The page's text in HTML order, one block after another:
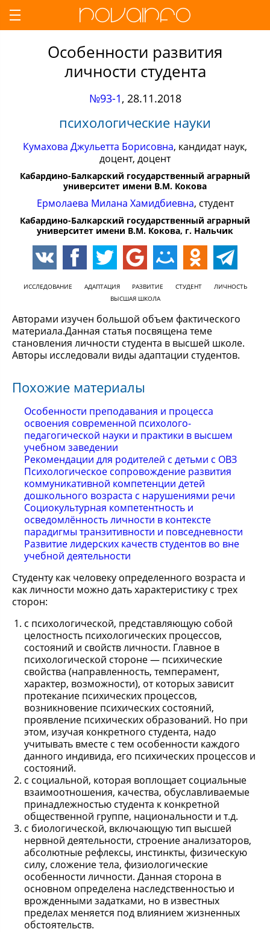
Особенности развития
личности студента
№93-1, 28.11.2018
психологические науки
Кумахова Джульетта Борисовна, кандидат наук,
доцент, доцент
Кабардино-Балкарский государственный аграрный
университет имени В.М. Кокова
Ермолаева Милана Хамидбиевна, студент
Кабардино-Балкарский государственный аграрный
университет имени В.М. Кокова, г. Нальчик
ИССЛЕДОВАНИЕ АДАПТАЦИЯ РАЗВИТИЕ СТУДЕНТ
ЛИЧНОСТЬ
ВЫСШАЯ ШКОЛА
Авторами изучен большой объем фактического
материала.Данная статья посвящена теме
становления личности студента в высшей школе.
Авторы исследовали виды адаптации студентов.
Похожие материалы
Особенности преподавания и процесса
освоения современной психолого-
педагогической науки и практики в высшем
учебном заведении
Рекомендации для родителей с детьми с ОВЗ
Психологическое сопровождение развития
коммуникативной компетенции детей
дошкольного возраста с нарушениями речи
Социокультурная компетентность и
осведомлённость личности в контексте
парадигмы транзитивности и повседневности
Развитие лидерских качеств студентов во вне
учебной деятельности
Студенту как человеку определенного возраста и
как личности можно дать характеристику с трех
сторон:
с психологической, представляющую собой
целостность психологических процессов,
состояний и свойств личности. Главное в
психологической стороне — психические
свойства (направленность, темперамент,
характер, возможности), от которых зависит
протекание психических процессов,
возникновение психических состояний,
проявление психических образований. Но при
этом, изучая конкретного студента, надо
учитывать вместе с тем особенности каждого
данного индивида, его психических процессов и
состояний.
с социальной, которая воплощает социальные
взаимоотношения, качества, обуславливаемые
принадлежностью студента к конкретной
общественной группе, национальности и т.д.
с биологической, включающую тип высшей
нервной деятельности, строение анализаторов,
абсолютные рефлексы, инстинкты, физическую
силу, сложение тела, физиологические
особенности личности. Данная сторона в
основном определена наследственностью и
врожденными задатками, но в известных
пределах меняется под влиянием жизненных
обстоятельств.